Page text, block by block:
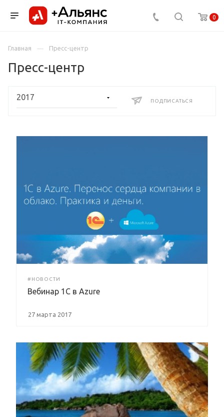
0
Главная Пресс-центр
Пресс-центр
ПОДПИСАТЬСЯ
#НОВОСТИ
Вебинар 1C в Azure
27 марта 2017